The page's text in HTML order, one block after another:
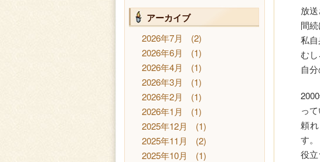
アーカイブ
2026年7月
(2)
2026年6月
(1)
2026年4月
(1)
2026年3月
(1)
2026年2月
(1)
2026年1月
(1)
2025年12月
(1)
2025年11月
(2)
2025年10月
(1)
放
間
私
む
自
って
頼
す。
役